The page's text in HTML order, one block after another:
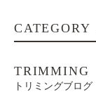
CATEGORY
TRIMMING
トリミングブログ